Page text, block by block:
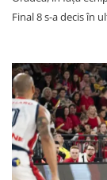
Final 8 s-a decis în